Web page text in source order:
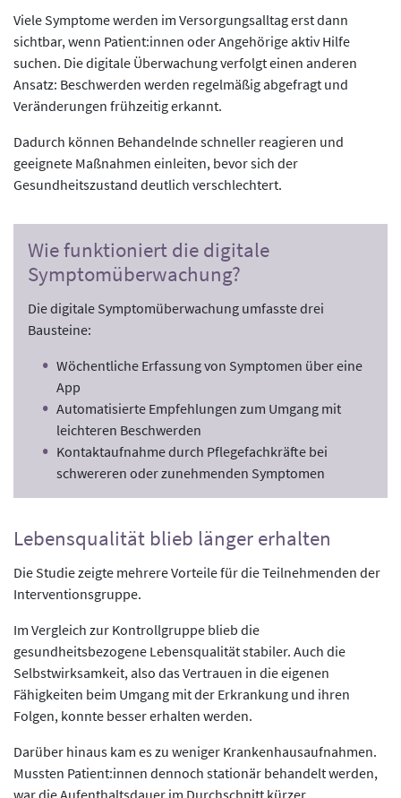
Viele Symptome werden im Versorgungsalltag erst dann
sichtbar, wenn Patient:innen oder Angehörige aktiv Hilfe
suchen. Die digitale Überwachung verfolgt einen anderen
Ansatz: Beschwerden werden regelmäßig abgefragt und
Veränderungen frühzeitig erkannt.
Dadurch können Behandelnde schneller reagieren und
geeignete Maßnahmen einleiten, bevor sich der
Gesundheitszustand deutlich verschlechtert.
Wie funktioniert die digitale
Symptomüberwachung?
Die digitale Symptomüberwachung umfasste drei
Bausteine:
Wöchentliche Erfassung von Symptomen über eine
App
Automatisierte Empfehlungen zum Umgang mit
leichteren Beschwerden
Kontaktaufnahme durch Pflegefachkräfte bei
schwereren oder zunehmenden Symptomen
Lebensqualität blieb länger erhalten
Die Studie zeigte mehrere Vorteile für die Teilnehmenden der
Interventionsgruppe.
Im Vergleich zur Kontrollgruppe blieb die
gesundheitsbezogene Lebensqualität stabiler. Auch die
Selbstwirksamkeit, also das Vertrauen in die eigenen
Fähigkeiten beim Umgang mit der Erkrankung und ihren
Folgen, konnte besser erhalten werden.
Darüber hinaus kam es zu weniger Krankenhausaufnahmen.
Mussten Patient:innen dennoch stationär behandelt werden,